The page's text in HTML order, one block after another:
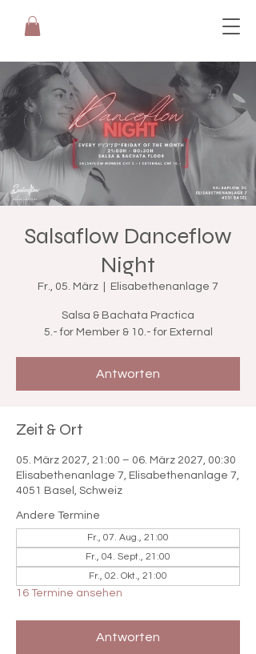
Salsaflow Danceflow
Night
Fr., 05. März Elisabethenanlage 7
Salsa & Bachata Practica
5.- for Member & 10.- for External
Antworten
Zeit & Ort
05. März 2027, 21:00 – 06. März 2027, 00:30
Elisabethenanlage 7, Elisabethenanlage 7,
4051 Basel, Schweiz
Andere Termine
Fr., 07. Aug., 21:00
Fr., 04. Sept., 21:00
Fr., 02. Okt., 21:00
16 Termine ansehen
Antworten